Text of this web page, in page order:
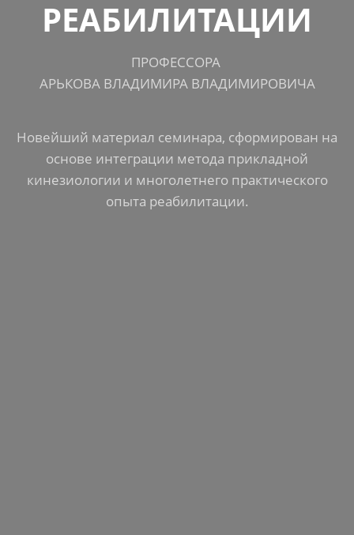
РЕАБИЛИТАЦИИ
ПРОФЕССОРА
АРЬКОВА ВЛАДИМИРА ВЛАДИМИРОВИЧА
Новейший материал семинара, сформирован на
основе интеграции метода прикладной
кинезиологии и многолетнего практического
опыта реабилитации.